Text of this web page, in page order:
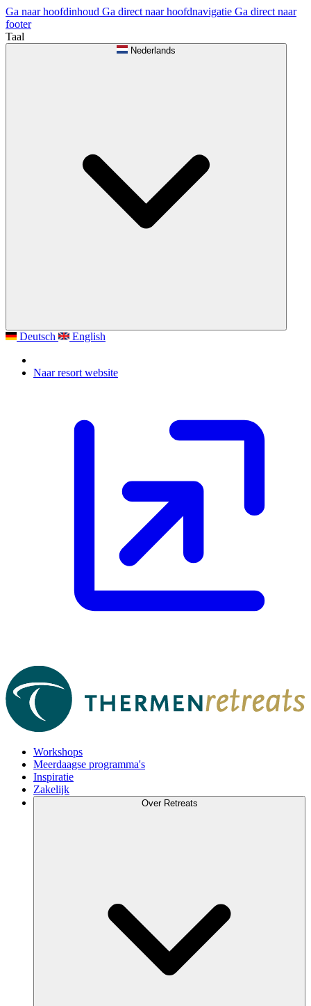
Ga naar hoofdinhoud Ga direct naar hoofdnavigatie Ga direct naar
footer
Taal
Nederlands
Deutsch English
Naar resort website
Workshops
Meerdaagse programma's
Inspiratie
Zakelijk
Over Retreats